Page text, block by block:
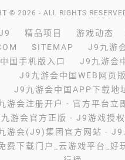
© 2026 - ALL RIGHTS
精品项目 游戏动态
SITEMAP
J9九游
国手机版入口
J9九游会
J9九游会中国WEB网页版
J9九游会中国APP下载地
游会注册开户 - 官方平台立
九游会官方正版 - J9游戏授
游会(J9)集团官方网站 -
费下载门户_云游戏平台_好